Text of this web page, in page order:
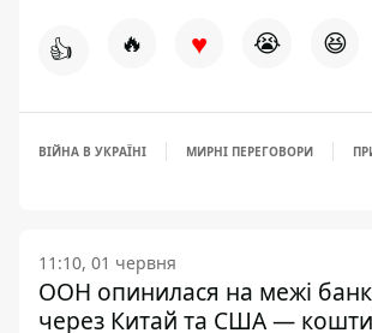
👍 🔥 ♥ 😭 😆
ВІЙНА В УКРАЇНІ МИРНІ ПЕРЕГОВОРИ
11:10, 01 червня
ООН опинилася на межі
через Китай та США —